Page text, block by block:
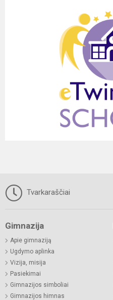
Tvarkaraščiai
Gimnazija
Apie gimnaziją
Ugdymo aplinka
Vizija, misija
Pasiekimai
Gimnazijos simboliai
Gimnazijos himnas